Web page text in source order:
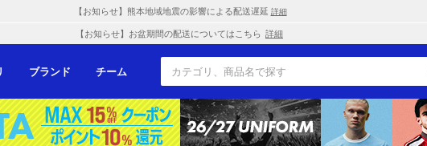
【お知らせ】熊本地域地震の影響による配送遅延 詳細
【お知らせ】お盆期間の配送についてはこちら 詳細
ブランド チーム